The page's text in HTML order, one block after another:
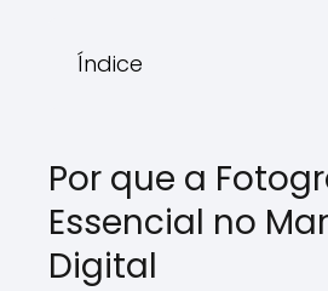
Índice
Por que a
Essencial no
Digital